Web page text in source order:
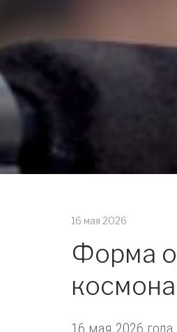
16 мая 2026
Форма
16 мая 2026